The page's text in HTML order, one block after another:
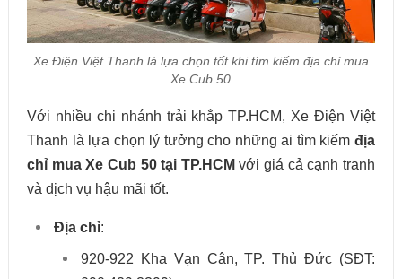
Xe Điện Việt Thanh là lựa chọn tốt khi tìm kiếm địa chỉ mua
Xe Cub 50
Với nhiều chi nhánh trải khắp TP.HCM, Xe Điện Việt
Thanh là lựa chọn lý tưởng cho những ai tìm kiếmđịa
chỉ mua Xe Cub 50 tại TP.HCM với giá cả cạnh tranh
và dịch vụ hậu mãi tốt.
Địa chỉ:
920-922 Kha Vạn Cân, TP. Thủ Đức (SĐT: